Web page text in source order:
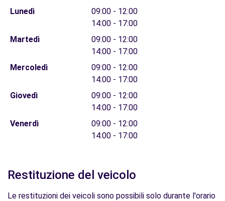
Lunedì
09:00 - 12:00
14:00 - 17:00
Martedì
09:00 - 12:00
14:00 - 17:00
Mercoledì
09:00 - 12:00
14:00 - 17:00
Giovedì
09:00 - 12:00
14:00 - 17:00
Venerdì
09:00 - 12:00
14:00 - 17:00
Restituzione del veicolo
Le restituzioni dei veicoli sono possibili solo durante l'orario